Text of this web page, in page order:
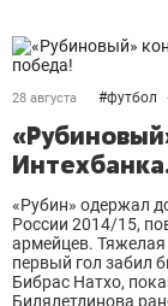
28 августа #футбол
«Рубин» одержал
России 2014/15,
армейцев.
первый гол забил
Бибрас Натхо,
Билялетдинова